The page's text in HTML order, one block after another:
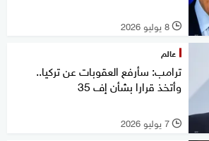
l 8 يوليو 2026
عالم
ترامب: سأرفع العقوبات عن تركيا..
وأتخذ قرارا بشأن إف 35
l 7 يوليو 2026